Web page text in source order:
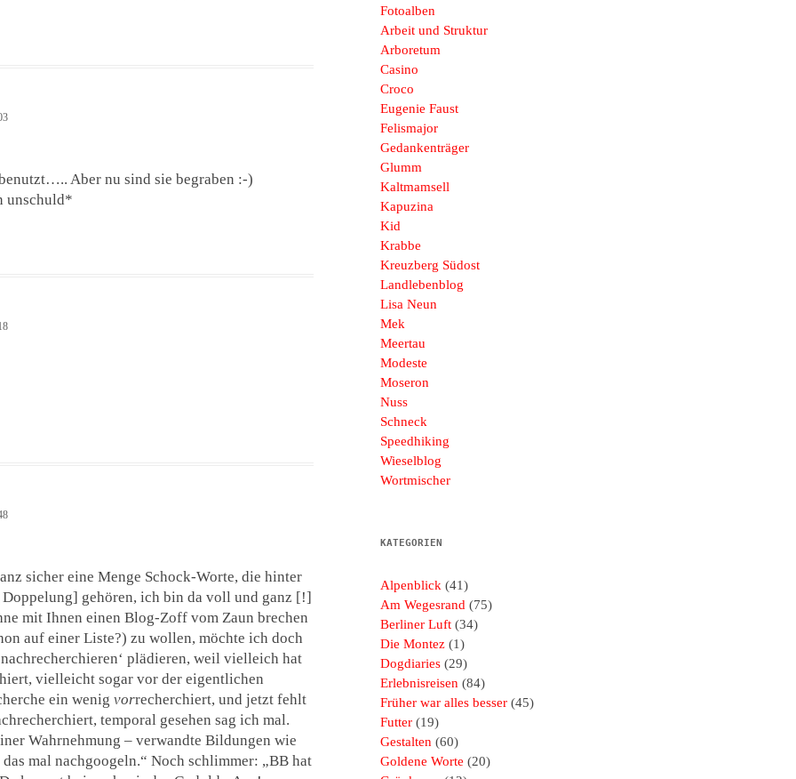
Aber nu sind sie begraben :-)
unschuld*
sicher eine Menge Schock-Worte, die hinter
gehören, ich bin da voll und ganz [!]
mit Ihnen einen Blog-Zoff vom Zaun brechen
auf einer Liste?) zu wollen, möchte ich doch
plädieren, weil vielleich hat
vielleicht sogar vor der eigentlichen
ein wenig vorrecherchiert, und jetzt fehlt
temporal gesehen sag ich mal.
Wahrnehmung – verwandte Bildungen wie
mal nachgoogeln.“ Noch schlimmer: „BB hat
Fotoalben
Arbeit und Struktur
Arboretum
Casino
Croco
Eugenie Faust
Felismajor
Gedankenträger
Glumm
Kaltmamsell
Kapuzina
Kid
Krabbe
Kreuzberg Südost
Landlebenblog
Lisa Neun
Mek
Meertau
Modeste
Moseron
Nuss
Schneck
Speedhiking
Wieselblog
Wortmischer
KATEGORIEN
Alpenblick (41)
Am Wegesrand (75)
Berliner Luft (34)
Die Montez (1)
Dogdiaries (29)
Erlebnisreisen (84)
Früher war alles besser (45)
Futter (19)
Gestalten (60)
Goldene Worte (20)